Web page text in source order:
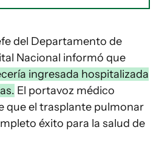
del Departamento de
Nacional informó que
ingresada hospitalizada
El portavoz médico
que el trasplante pulmonar
éxito para la salud de